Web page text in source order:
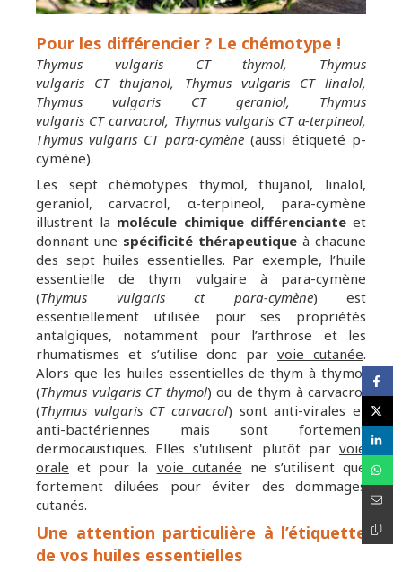
Pour les différencier ? Le chémotype !
Thymus vulgaris CT thymol, Thymus
vulgaris CT thujanol, Thymus vulgaris CT linalol,
Thymus vulgaris CT geraniol, Thymus
vulgaris CT carvacrol, Thymus vulgaris CT α-terpineol,
Thymus vulgaris CT para-cymène (aussi étiqueté p-
cymène).
Les sept chémotypes thymol, thujanol, linalol,
geraniol, carvacrol, α-terpineol, para-cymène
illustrent la molécule chimique différencianteet
donnant une spécificité thérapeutique à chacune
des sept huiles essentielles. Par exemple, l’huile
essentielle de thym vulgaire à para-cymène
(Thymus vulgaris ct para-cymène) est
essentiellement utilisée pour ses propriétés
antalgiques, notamment pour l’arthrose et les
rhumatismes et s’utilise donc par voie cutanée.
Alors que les huiles essentielles de thym à thymol
(Thymus vulgaris CT thymol) ou de thym à carvacrol
(Thymus vulgaris CT carvacrol) sont anti-virales et
anti-bactériennes mais sont fortement
dermocaustiques. Elles s'utilisent plutôt par voie
orale et pour la voie cutanée ne s’utilisent que
fortement diluées pour éviter des dommages
cutanés.
Une attention particulière à l’étiquette
de vos huiles essentielles